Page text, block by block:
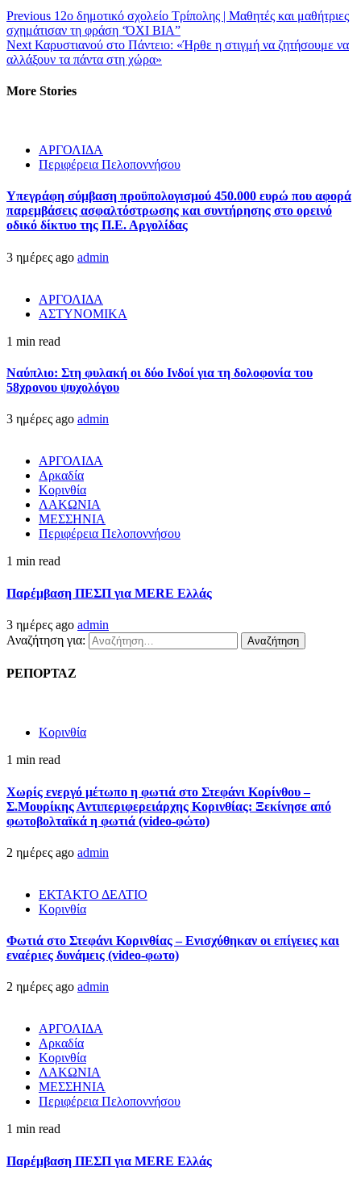
Previous 12ο δημοτικό σχολείο Τρίπολης | Μαθητές και μαθήτριες
σχημάτισαν τη φράση ‘ΌΧΙ ΒΙΑ”
Next Καρυστιανού στο Πάντειο: «Ήρθε η στιγμή να ζητήσουμε να
αλλάξουν τα πάντα στη χώρα»
More Stories
ΑΡΓΟΛΙΔΑ
Περιφέρεια Πελοποννήσου
Υπεγράφη σύμβαση προϋπολογισμού 450.000 ευρώ που αφορά
παρεμβάσεις ασφαλτόστρωσης και συντήρησης στο ορεινό
οδικό δίκτυο της Π.Ε. Αργολίδας
3 ημέρες ago admin
ΑΡΓΟΛΙΔΑ
ΑΣΤΥΝΟΜΙΚΑ
1 min read
Ναύπλιο: Στη φυλακή οι δύο Ινδοί για τη δολοφονία του
58χρονου ψυχολόγου
3 ημέρες ago admin
ΑΡΓΟΛΙΔΑ
Αρκαδία
Κορινθία
ΛΑΚΩΝΙΑ
ΜΕΣΣΗΝΙΑ
Περιφέρεια Πελοποννήσου
1 min read
Παρέμβαση ΠΕΣΠ για MERE Ελλάς
3 ημέρες ago admin
Αναζήτηση για:
ΡΕΠΟΡΤΑΖ
Κορινθία
1 min read
Χωρίς ενεργό μέτωπο η φωτιά στο Στεφάνι Κορίνθου –
Σ.Μουρίκης Αντιπεριφερειάρχης Κορινθίας: Ξεκίνησε από
φωτοβολταϊκά η φωτιά (video-φώτο)
2 ημέρες ago admin
ΕΚΤΑΚΤΟ ΔΕΛΤΙΟ
Κορινθία
Φωτιά στο Στεφάνι Κορινθίας – Ενισχύθηκαν οι επίγειες και
εναέριες δυνάμεις (video-φωτο)
2 ημέρες ago admin
ΑΡΓΟΛΙΔΑ
Αρκαδία
Κορινθία
ΛΑΚΩΝΙΑ
ΜΕΣΣΗΝΙΑ
Περιφέρεια Πελοποννήσου
1 min read
Παρέμβαση ΠΕΣΠ για MERE Ελλάς